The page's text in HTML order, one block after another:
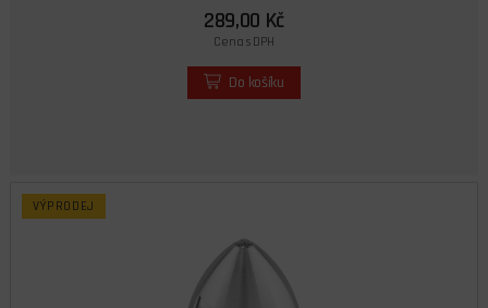
289,00 Kč
Cena s DPH
Do košíku
VÝPRODEJ